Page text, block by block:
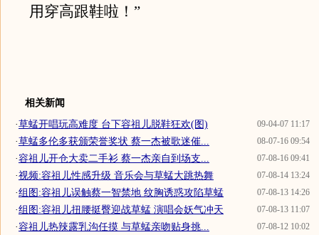
用穿高跟鞋啦！”
相关新闻
09-04-07 11:17
·草蜢开唱玩高难度 台下容祖儿脱鞋狂欢(图)
08-07-16 09:54
·草蜢多伦多获颁荣誉奖状 蔡一杰被歌迷催...
07-08-16 09:41
·容祖儿开仓大卖二手衫 蔡一杰亲自到场支...
07-08-14 13:24
·视频:容祖儿性感升级 音乐会与草蜢大跳热舞
07-08-13 14:26
·组图:容祖儿误触蔡一智禁地 纹胸诱惑攻陷草蜢
07-08-13 11:07
·组图:容祖儿扭腰挺臀迎战草蜢 演唱会妖气冲天
07-08-12 10:02
·容祖儿热辣露乳沟任摸 与草蜢亲吻贴身挑...